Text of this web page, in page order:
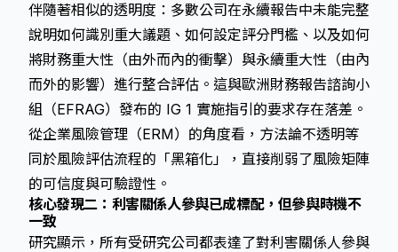
伴隨著相似的透明度：多數公司在永續報告中未能完整
說明如何識別重大議題、如何設定評分門檻、以及如何
將財務重大性（由外而內的衝擊）與永續重大性（由內
而外的影響）進行整合評估。這與歐洲財務報告諮詢小
組（EFRAG）發布的 IG 1 實施指引的要求存在落差。
從企業風險管理（ERM）的角度看，方法論不透明等
同於風險評估流程的「黑箱化」，直接削弱了風險矩陣
的可信度與可驗證性。
核心發現二：利害關係人參與已成標配，但參與時機不
一致
研究顯示，所有受研究公司都表達了對利害關係人參與